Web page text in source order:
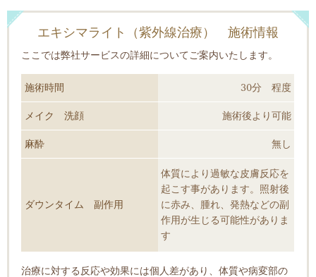
エキシマライト（紫外線治療） 施術情報
ここでは弊社サービスの詳細についてご案内いたします。
施術時間 30分 程度
メイク 洗顔 施術後より可能
麻酔 無し
ダウンタイム 副作用
体質により過敏な皮膚反応を
起こす事があります。 照射後
に赤み、腫れ、発熱などの副
作用が生じる可能性がありま
す
治療に対する反応や効果には個人差があり、体質や病変部の